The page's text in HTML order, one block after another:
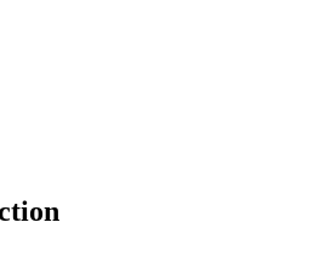
und Beifahrersitz elektrisch
Airscarf - Kopfraumheizung,
Infrarot Fernbedienung für das